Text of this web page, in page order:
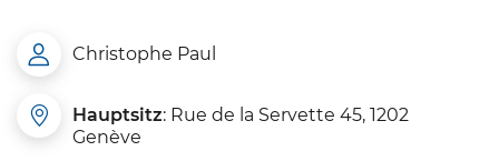
Christophe Paul
Hauptsitz: Rue de la Servette 45, 1202
Genève